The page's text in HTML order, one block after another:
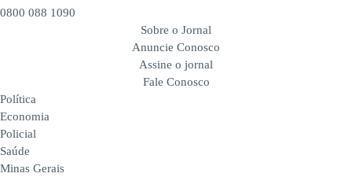
0800 088 1090
Sobre o Jornal
Anuncie Conosco
Assine o jornal
Fale Conosco
Política
Economia
Policial
Saúde
Minas Gerais